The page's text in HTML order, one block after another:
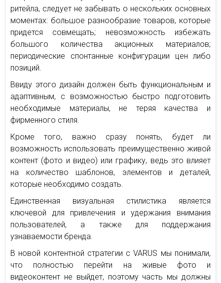
ритейла, следует не забывать о нескольких основных
моментах: большое разнообразие товаров, которые
придется совмещать; невозможность избежать
большого количества акционных материалов;
периодические спонтанные конфигурации цен либо
позиций.
Ввиду этого дизайн должен быть функциональным и
адаптивным, с возможностью быстро подготовить
необходимые материалы, не теряя качества и
фирменного стиля.
Кроме того, важно сразу понять, будет ли
возможность использовать преимущественно живой
контент (фото и видео) или графику, ведь это влияет
на количество шаблонов, элементов и деталей,
которые необходимо создать.
Единственная визуальная стилистика является
ключевой для привлечения и удержания внимания
пользователей, а также для поддержания
узнаваемости бренда.
В новой контентной стратегии с VARUS мы понимали,
что полностью перейти на живые фото и
видеоконтент не выйдет, поэтому часть мы должны